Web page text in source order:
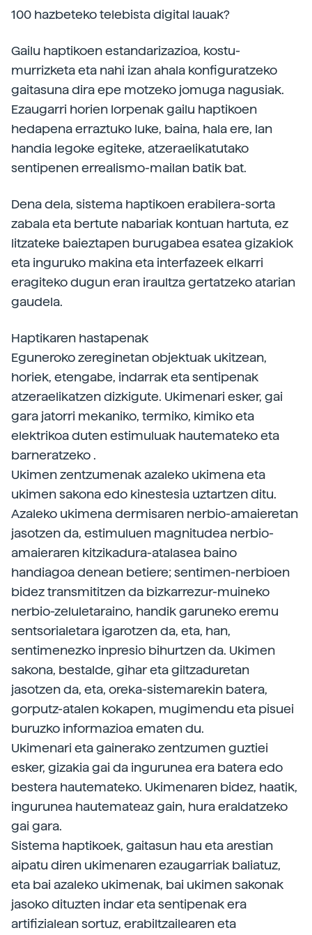
100 hazbeteko telebista digital lauak?
Gailu haptikoen estandarizazioa, kostu-
murrizketa eta nahi izan ahala konfiguratzeko
gaitasuna dira epe motzeko jomuga nagusiak.
Ezaugarri horien lorpenak gailu haptikoen
hedapena erraztuko luke, baina, hala ere, lan
handia legoke egiteke, atzeraelikatutako
sentipenen errealismo-mailan batik bat.
Dena dela, sistema haptikoen erabilera-sorta
zabala eta bertute nabariak kontuan hartuta, ez
litzateke baieztapen burugabea esatea gizakiok
eta inguruko makina eta interfazeek elkarri
eragiteko dugun eran iraultza gertatzeko atarian
gaudela.
Haptikaren hastapenak
Eguneroko zereginetan objektuak ukitzean,
horiek, etengabe, indarrak eta sentipenak
atzeraelikatzen dizkigute. Ukimenari esker, gai
gara jatorri mekaniko, termiko, kimiko eta
elektrikoa duten estimuluak hautemateko eta
barneratzeko .
Ukimen zentzumenak azaleko ukimena eta
ukimen sakona edo kinestesia uztartzen ditu.
Azaleko ukimena dermisaren nerbio-amaieretan
jasotzen da, estimuluen magnitudea nerbio-
amaieraren kitzikadura-atalasea baino
handiagoa denean betiere; sentimen-nerbioen
bidez transmititzen da bizkarrezur-muineko
nerbio-zeluletaraino, handik garuneko eremu
sentsorialetara igarotzen da, eta, han,
sentimenezko inpresio bihurtzen da. Ukimen
sakona, bestalde, gihar eta giltzaduretan
jasotzen da, eta, oreka-sistemarekin batera,
gorputz-atalen kokapen, mugimendu eta pisuei
buruzko informazioa ematen du.
Ukimenari eta gainerako zentzumen guztiei
esker, gizakia gai da ingurunea era batera edo
bestera hautemateko. Ukimenaren bidez, haatik,
ingurunea hautemateaz gain, hura eraldatzeko
gai gara.
Sistema haptikoek, gaitasun hau eta arestian
aipatu diren ukimenaren ezaugarriak baliatuz,
eta bai azaleko ukimenak, bai ukimen sakonak
jasoko dituzten indar eta sentipenak era
artifizialean sortuz, erabiltzailearen eta